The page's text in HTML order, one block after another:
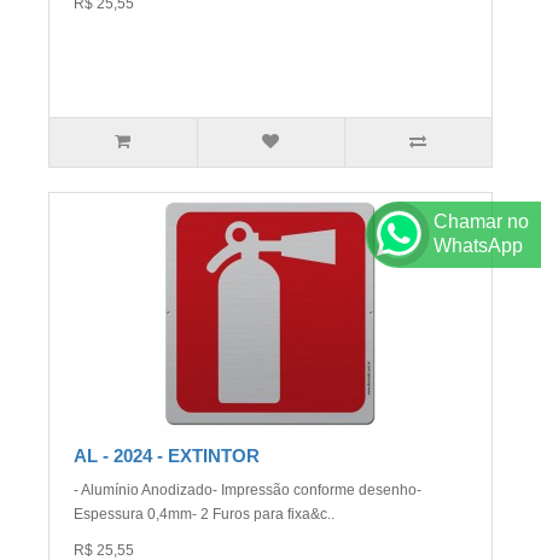
R$ 25,55
AL - 2024 - EXTINTOR
- Alumínio Anodizado- Impressão conforme desenho-
Espessura 0,4mm- 2 Furos para fixa&c..
R$ 25,55
Chamar no
WhatsApp